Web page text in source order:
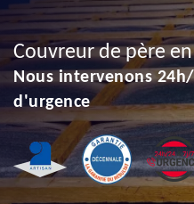
Couvreur de père
Nous intervenons
d'urgence